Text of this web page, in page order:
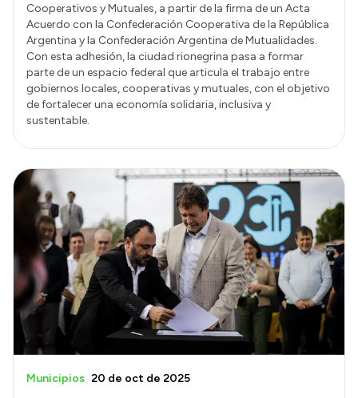
Cooperativos y Mutuales, a partir de la firma de un Acta
Acuerdo con la Confederación Cooperativa de la República
Argentina y la Confederación Argentina de Mutualidades.
Con esta adhesión, la ciudad rionegrina pasa a formar
parte de un espacio federal que articula el trabajo entre
gobiernos locales, cooperativas y mutuales, con el objetivo
de fortalecer una economía solidaria, inclusiva y
sustentable.
Municipios 20 de oct de 2025